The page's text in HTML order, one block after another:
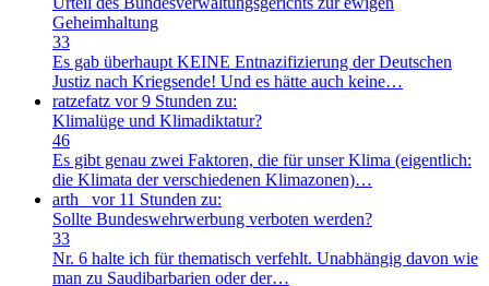
Geheimhaltung
33
Es gab überhaupt KEINE Entnazifizierung der Deutschen
Justiz nach Kriegsende! Und es hätte auch keine…
ratzefatz vor 9 Stunden zu:
Klimalüge und Klimadiktatur?
46
Es gibt genau zwei Faktoren, die für unser Klima (eigentlich:
die Klimata der verschiedenen Klimazonen)…
arth_ vor 11 Stunden zu:
Sollte Bundeswehrwerbung verboten werden?
33
Nr. 6 halte ich für thematisch verfehlt. Unabhängig davon wie
man zu Saudibarbarien oder der…